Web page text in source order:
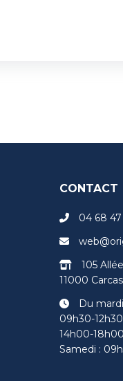
CONTACT
04 68 47
105
11000
Du
09h30-12h30
14h00-18h00
Samedi :